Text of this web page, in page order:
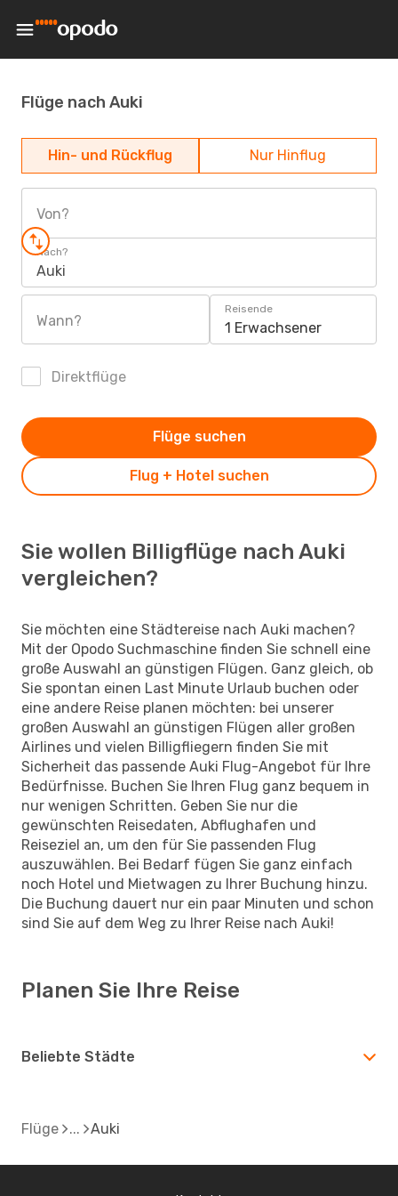
Flüge nach Auki
Hin- und Rückflug Nur Hinflug
Von?
Nach?
Auki
Wann?
Reisende
1 Erwachsener
Direktflüge
Flug + Hotel suchen
Flüge suchen
Sie wollen Billigflüge nach Auki
vergleichen?
Sie möchten eine Städtereise nach Auki machen?
Mit der Opodo Suchmaschine finden Sie schnell eine
große Auswahl an günstigen Flügen. Ganz gleich, ob
Sie spontan einen Last Minute Urlaub buchen oder
eine andere Reise planen möchten: bei unserer
großen Auswahl an günstigen Flügen aller großen
Airlines und vielen Billigfliegern finden Sie mit
Sicherheit das passende Auki Flug-Angebot für Ihre
Bedürfnisse. Buchen Sie Ihren Flug ganz bequem in
nur wenigen Schritten. Geben Sie nur die
gewünschten Reisedaten, Abflughafen und
Reiseziel an, um den für Sie passenden Flug
auszuwählen. Bei Bedarf fügen Sie ganz einfach
noch Hotel und Mietwagen zu Ihrer Buchung hinzu.
Die Buchung dauert nur ein paar Minuten und schon
sind Sie auf dem Weg zu Ihrer Reise nach Auki!
Planen Sie Ihre Reise
Beliebte Städte
Flüge Auki